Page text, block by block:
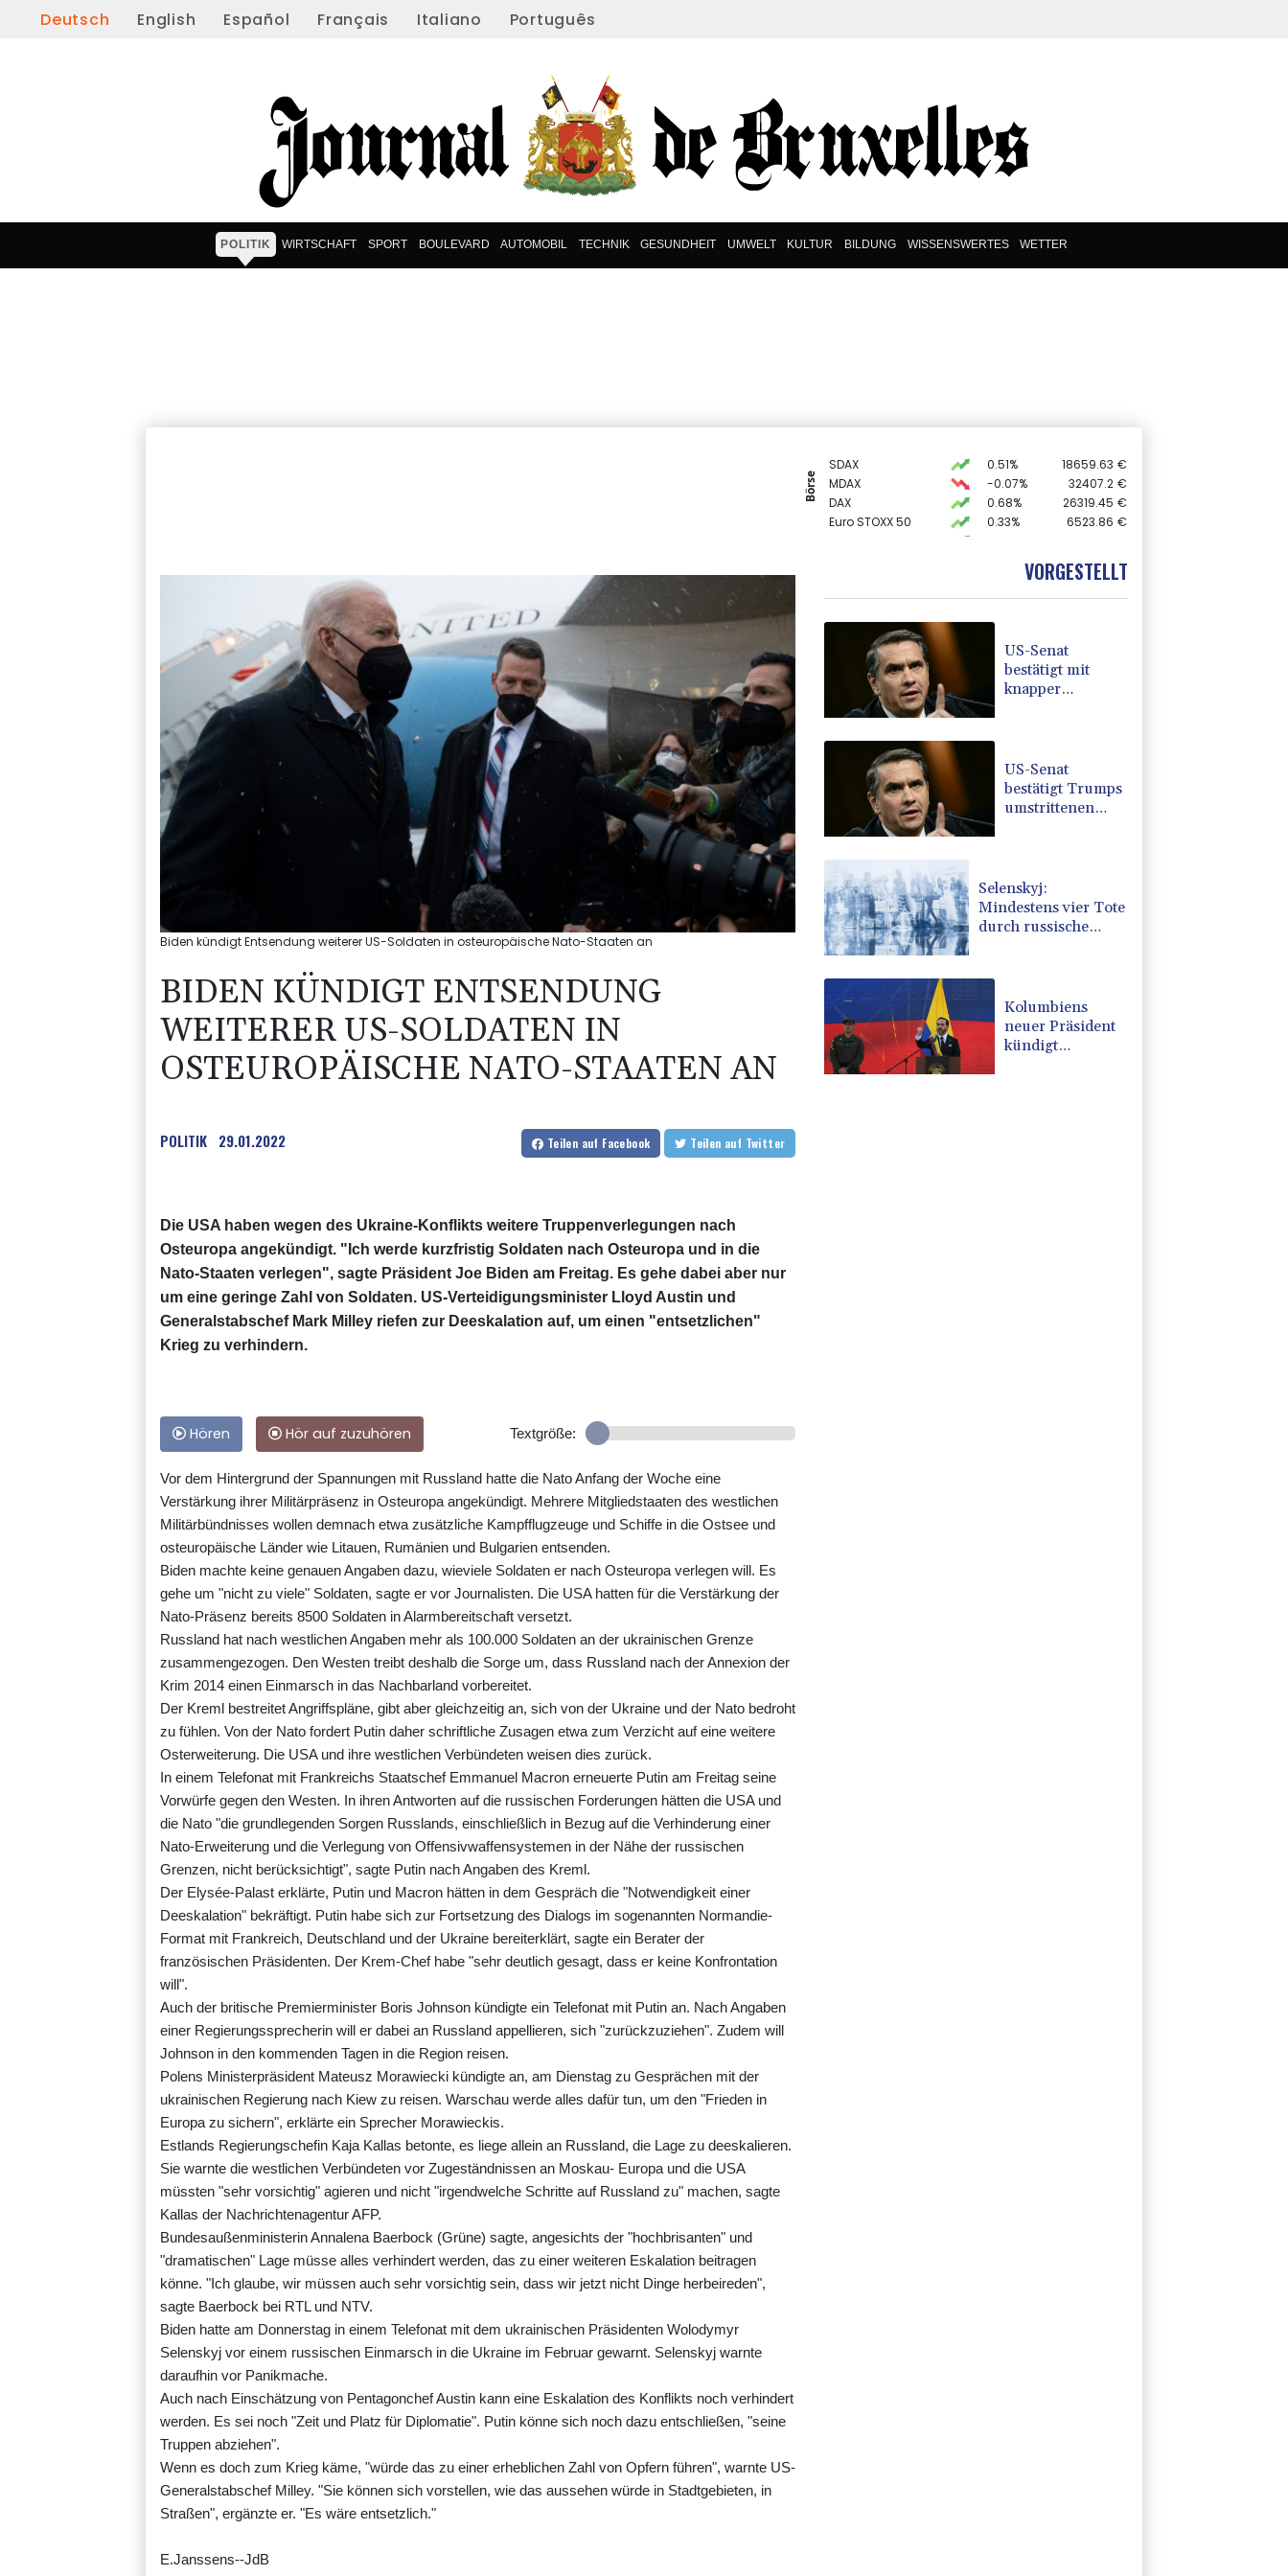
Deutsch English Español Français Italiano Português
POLITIK WIRTSCHAFT SPORT BOULEVARD AUTOMOBIL TECHNIK GESUNDHEIT UMWELT KULTUR BILDUNG WISSENSWERTES WETTER
Börse
SDAX 0.51% 18659.63 €
MDAX
-0.07% 32407.2 €
DAX
0.68% 26319.45 €
Euro STOXX 50
0.33% 6523.86 €
4399.7 $
1.1562 $
Biden kündigt Entsendung weiterer US-Soldaten in osteuropäische Nato-Staaten an
BIDEN KÜNDIGT ENTSENDUNG
WEITERER US-SOLDATEN IN
OSTEUROPÄISCHE NATO-STAATEN AN
POLITIK 29.01.2022 Teilen auf Facebook Teilen auf Twitter
Die USA haben wegen des Ukraine-Konflikts weitere Truppenverlegungen nach
Osteuropa angekündigt. "Ich werde kurzfristig Soldaten nach Osteuropa und in die
Nato-Staaten verlegen", sagte Präsident Joe Biden am Freitag. Es gehe dabei aber nur
um eine geringe Zahl von Soldaten. US-Verteidigungsminister Lloyd Austin und
Generalstabschef Mark Milley riefen zur Deeskalation auf, um einen "entsetzlichen"
Krieg zu verhindern.
Hören Hör auf zuzuhören Textgröße:
Vor dem Hintergrund der Spannungen mit Russland hatte die Nato Anfang der Woche eine
Verstärkung ihrer Militärpräsenz in Osteuropa angekündigt. Mehrere Mitgliedstaaten des westlichen
Militärbündnisses wollen demnach etwa zusätzliche Kampfflugzeuge und Schiffe in die Ostsee und
osteuropäische Länder wie Litauen, Rumänien und Bulgarien entsenden.
Biden machte keine genauen Angaben dazu, wieviele Soldaten er nach Osteuropa verlegen will. Es
gehe um "nicht zu viele" Soldaten, sagte er vor Journalisten. Die USA hatten für die Verstärkung der
Nato-Präsenz bereits 8500 Soldaten in Alarmbereitschaft versetzt.
Russland hat nach westlichen Angaben mehr als 100.000 Soldaten an der ukrainischen Grenze
zusammengezogen. Den Westen treibt deshalb die Sorge um, dass Russland nach der Annexion der
Krim 2014 einen Einmarsch in das Nachbarland vorbereitet.
Der Kreml bestreitet Angriffspläne, gibt aber gleichzeitig an, sich von der Ukraine und der Nato bedroht
zu fühlen. Von der Nato fordert Putin daher schriftliche Zusagen etwa zum Verzicht auf eine weitere
Osterweiterung. Die USA und ihre westlichen Verbündeten weisen dies zurück.
In einem Telefonat mit Frankreichs Staatschef Emmanuel Macron erneuerte Putin am Freitag seine
Vorwürfe gegen den Westen. In ihren Antworten auf die russischen Forderungen hätten die USA und
die Nato "die grundlegenden Sorgen Russlands, einschließlich in Bezug auf die Verhinderung einer
Nato-Erweiterung und die Verlegung von Offensivwaffensystemen in der Nähe der russischen
Grenzen, nicht berücksichtigt", sagte Putin nach Angaben des Kreml.
Der Elysée-Palast erklärte, Putin und Macron hätten in dem Gespräch die "Notwendigkeit einer
Deeskalation" bekräftigt. Putin habe sich zur Fortsetzung des Dialogs im sogenannten Normandie-
Format mit Frankreich, Deutschland und der Ukraine bereiterklärt, sagte ein Berater der
französischen Präsidenten. Der Krem-Chef habe "sehr deutlich gesagt, dass er keine Konfrontation
will".
Auch der britische Premierminister Boris Johnson kündigte ein Telefonat mit Putin an. Nach Angaben
einer Regierungssprecherin will er dabei an Russland appellieren, sich "zurückzuziehen". Zudem will
Johnson in den kommenden Tagen in die Region reisen.
Polens Ministerpräsident Mateusz Morawiecki kündigte an, am Dienstag zu Gesprächen mit der
ukrainischen Regierung nach Kiew zu reisen. Warschau werde alles dafür tun, um den "Frieden in
Europa zu sichern", erklärte ein Sprecher Morawieckis.
Estlands Regierungschefin Kaja Kallas betonte, es liege allein an Russland, die Lage zu deeskalieren.
Sie warnte die westlichen Verbündeten vor Zugeständnissen an Moskau- Europa und die USA
müssten "sehr vorsichtig" agieren und nicht "irgendwelche Schritte auf Russland zu" machen, sagte
Kallas der Nachrichtenagentur AFP.
Bundesaußenministerin Annalena Baerbock (Grüne) sagte, angesichts der "hochbrisanten" und
"dramatischen" Lage müsse alles verhindert werden, das zu einer weiteren Eskalation beitragen
könne. "Ich glaube, wir müssen auch sehr vorsichtig sein, dass wir jetzt nicht Dinge herbeireden",
sagte Baerbock bei RTL und NTV.
Biden hatte am Donnerstag in einem Telefonat mit dem ukrainischen Präsidenten Wolodymyr
Selenskyj vor einem russischen Einmarsch in die Ukraine im Februar gewarnt. Selenskyj warnte
daraufhin vor Panikmache.
Auch nach Einschätzung von Pentagonchef Austin kann eine Eskalation des Konflikts noch verhindert
werden. Es sei noch "Zeit und Platz für Diplomatie". Putin könne sich noch dazu entschließen, "seine
Truppen abziehen".
Wenn es doch zum Krieg käme, "würde das zu einer erheblichen Zahl von Opfern führen", warnte US-
Generalstabschef Milley. "Sie können sich vorstellen, wie das aussehen würde in Stadtgebieten, in
Straßen", ergänzte er. "Es wäre entsetzlich."
E.Janssens--JdB
VORGESTELLT
US-Senat
bestätigt mit
knapper
Blanche
US-Senat
bestätigt Trumps
umstrittenen
Selenskyj:
Mindestens vier Tote
durch russische
Kolumbiens
neuer Präsident
kündigt